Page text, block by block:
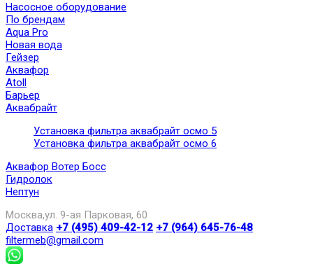
Насосное оборудование
По брендам
Aqua Pro
Новая вода
Гейзер
Аквафор
Atoll
Барьер
Аквабрайт
Установка фильтра аквабрайт осмо 5
Установка фильтра аквабрайт осмо 6
Аквафор Вотер Босс
Гидролок
Нептун
Москва,ул. 9-ая Парковая, 60
Доставка +7 (495) 409-42-12 +7 (964) 645-76-48
filtermeb@gmail.com